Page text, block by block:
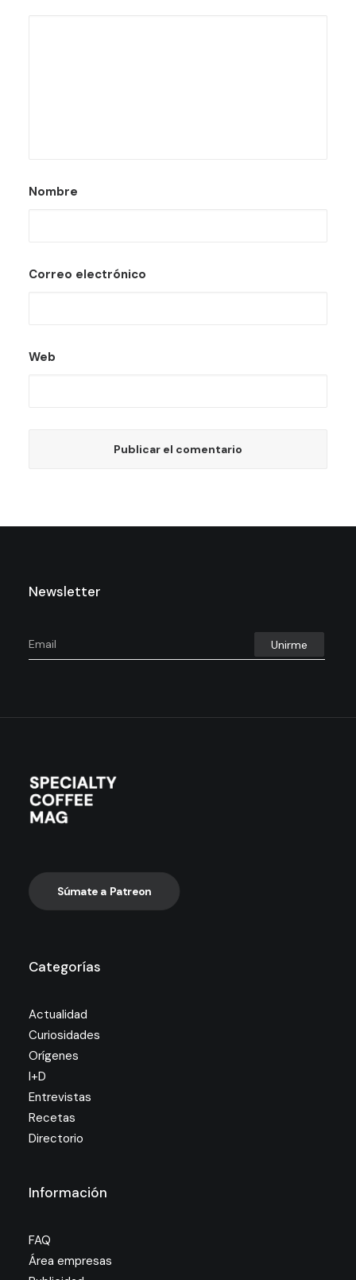
Nombre
Correo electrónico
Web
Newsletter
Súmate a Patreon
Categorías
Actualidad
Curiosidades
Orígenes
I+D
Entrevistas
Recetas
Directorio
Información
FAQ
Área empresas